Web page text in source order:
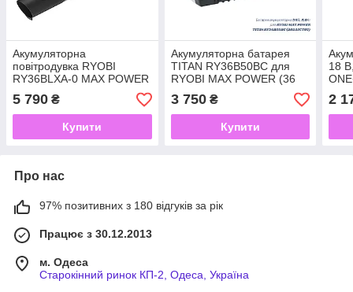
Акумуляторна
повітродувка RYOBI
RY36BLXA-0 MAX POWER
(без акумулятора та
зарядного пристрою)
5 790 ₴
Купити
Акумуляторна батарея
TITAN RY36B50BC для
RYOBI MAX POWER (36
В/5.0 Ач)
3 750₴
Купити
18
2
Про нас
97% позитивних з 180 відгуків за рік
Працює з 30.12.2013
м. Одеса
Старокінний ринок КП-2, Одеса, Україна